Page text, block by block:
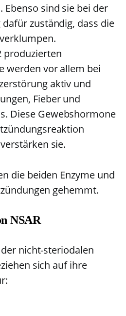
Ebenso sind sie bei der
zuständig, dass die
produzierten
werden vor allem bei
aktiv und
Fieber und
Diese Gewebshormone
sie.
die beiden Enzyme und
gehemmt.
NSAR
nicht-steriodalen
sich auf ihre